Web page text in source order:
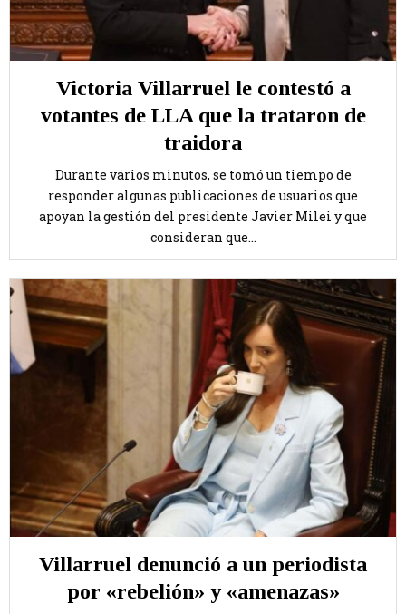
Victoria Villarruel le contestó a
votantes de LLA que la trataron de
traidora
Durante varios minutos, se tomó un tiempo de
responder algunas publicaciones de usuarios que
apoyan la gestión del presidente Javier Milei y que
consideran que...
Villarruel denunció a un periodista
por «rebelión» y «amenazas»